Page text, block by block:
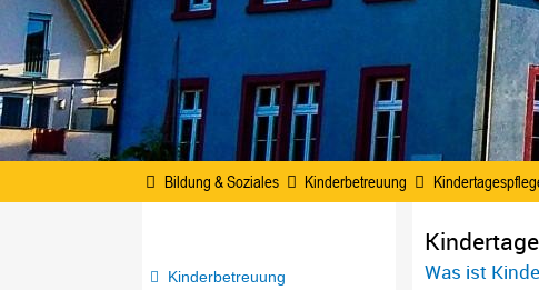
Bildung & Soziales Kinderbetreuung
Kinderbetreuung Was ist